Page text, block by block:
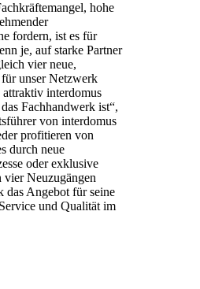
hohe
fordern, ist es für
je, auf starke Partner
vier neue,
unser Netzwerk
interdomus
Fachhandwerk ist“,
von interdomus
profitieren von
durch neue
oder exklusive
vier Neuzugängen
das Angebot für seine
und Qualität im